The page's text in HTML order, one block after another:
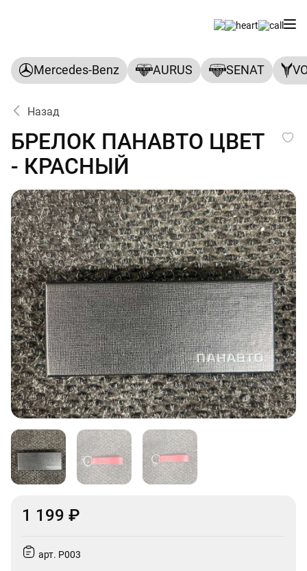
Mercedes-Benz AURUS SENAT
Назад
БРЕЛОК ПАНАВТО ЦВЕТ -
БРЕЛОК ПАНАВТО ЦВЕТ
- КРАСНЫЙ
1 199 ₽
арт. P003